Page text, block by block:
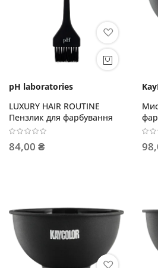
pH laboratories
LUXURY HAIR ROUTINE
Пензлик для фарбування
84,00 ₴